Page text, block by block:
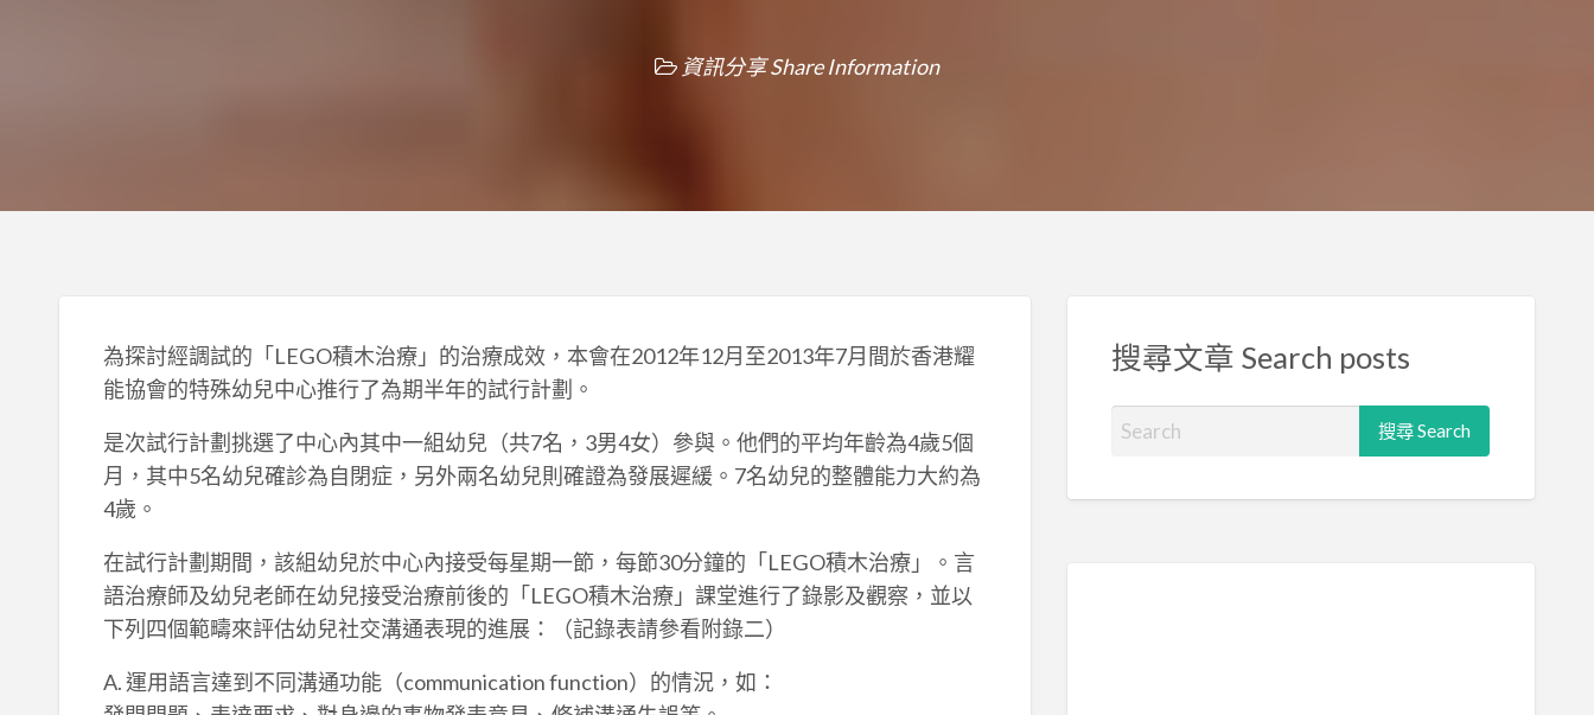
資訊分享 Share Information
為探討經調試的「LEGO積木治療」的治療成效，本會在2012年12月至2013年7月間於香港耀
能協會的特殊幼兒中心推行了為期半年的試行計劃。
是次試行計劃挑選了中心內其中一組幼兒（共7名，3男4女）參與。他們的平均年齡為4歲5個
月，其中5名幼兒確診為自閉症，另外兩名幼兒則確證為發展遲緩。7名幼兒的整體能力大約為
4歲。
在試行計劃期間，該組幼兒於中心內接受每星期一節，每節30分鐘的「LEGO積木治療」。言
語治療師及幼兒老師在幼兒接受治療前後的「LEGO積木治療」課堂進行了錄影及觀察，並以
下列四個範疇來評估幼兒社交溝通表現的進展：（記錄表請參看附錄二）
A. 運用語言達到不同溝通功能（communication function）的情況，如：
搜尋文章 Search posts